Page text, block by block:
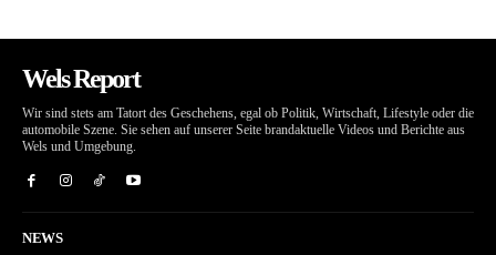
Wels Report
Wir sind stets am Tatort des Geschehens, egal ob Politik, Wirtschaft, Lifestyle oder die
automobile Szene. Sie sehen auf unserer Seite brandaktuelle Videos und Berichte aus
Wels und Umgebung.
NEWS